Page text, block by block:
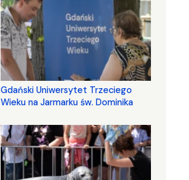
Gdański Uniwersytet Trzeciego
Wieku na Jarmarku św. Dominika